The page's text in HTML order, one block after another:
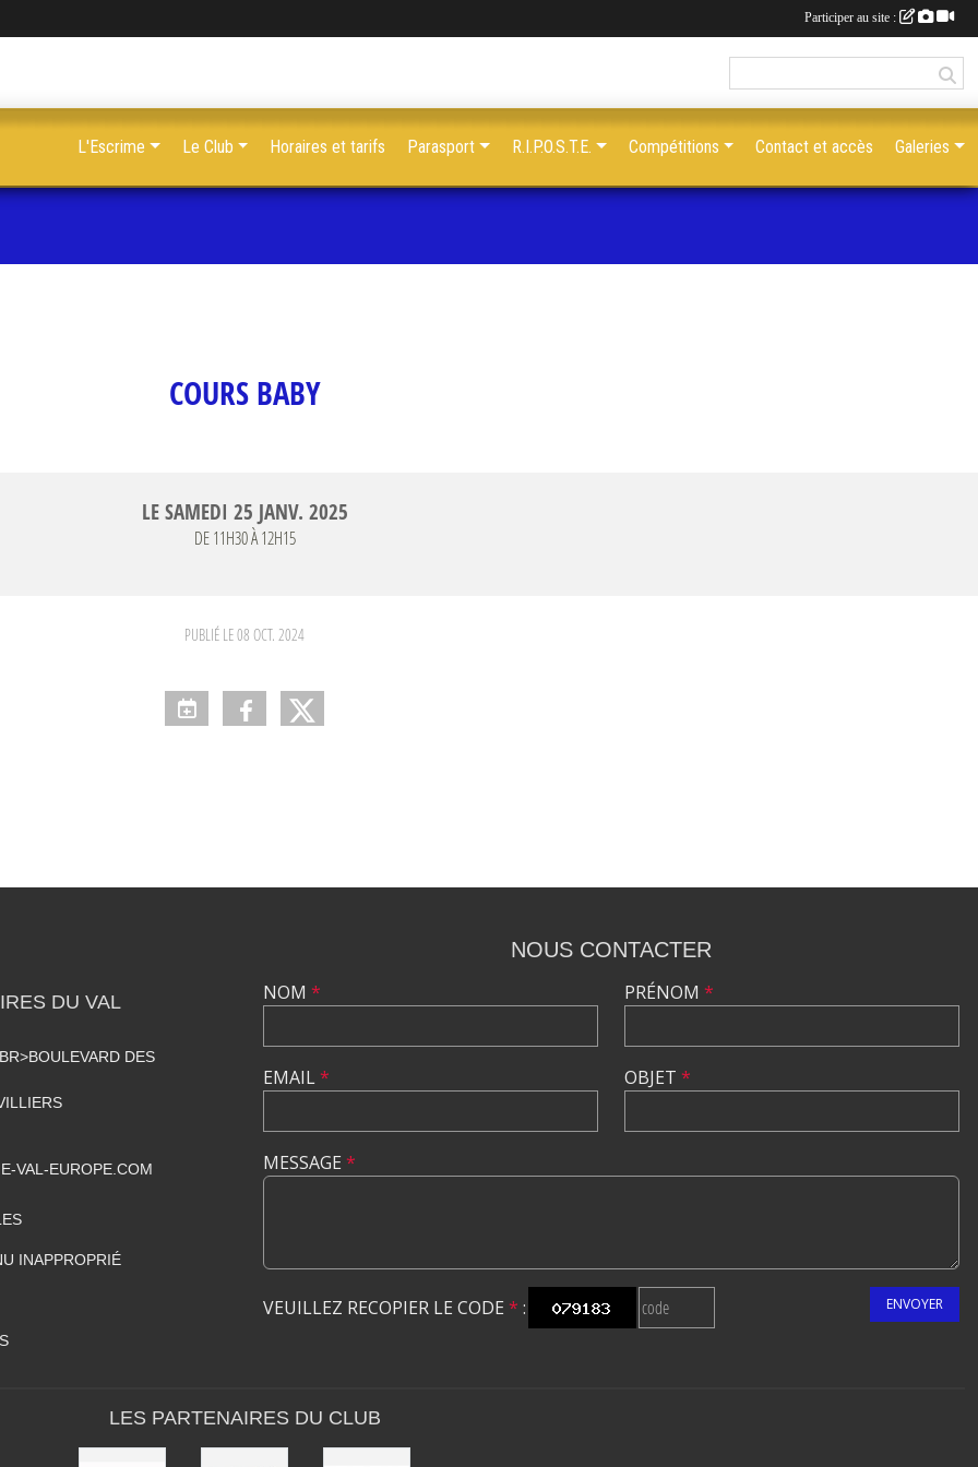
COURS BABY
LESAMEDI 25 JANV. 2025
DE 11H30 À 12H15
PUBLIÉ LE08 OCT. 2024
L'Escrime Le Club Horaires et tarifs Parasport R.I.P.O.S.T.E. Compétitions Contact et accès Galeries
DU VAL
DES
VAL-EUROPE.COM
INAPPROPRIÉ
NOUS CONTACTER
NOM *
EMAIL*
PRÉNOM *
OBJET *
MESSAGE *
VEUILLEZ RECOPIER LE CODE * : ENVOYER
LES PARTENAIRES DU CLUB
Participer au site :